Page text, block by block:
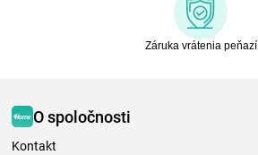
Záruka vrátenia peňazí
O spoločnosti
Kontakt